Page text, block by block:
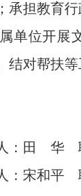
承担教育
单位开展
结对帮扶
：田 华
：宋和平